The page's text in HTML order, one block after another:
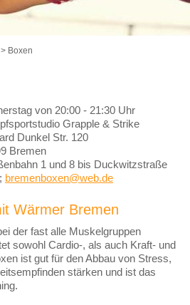
> Boxen
von 20:00 - 21:30 Uhr
Grapple & Strike
Dunkel Str. 120
Bremen
1 und 8 bis Duckwitzstraße
bremenboxen@web.de
Wärmer Bremen
der fast alle Muskelgruppen
sowohl Cardio-, als auch Kraft- und
ist gut für den Abbau von Stress,
stärken und ist das